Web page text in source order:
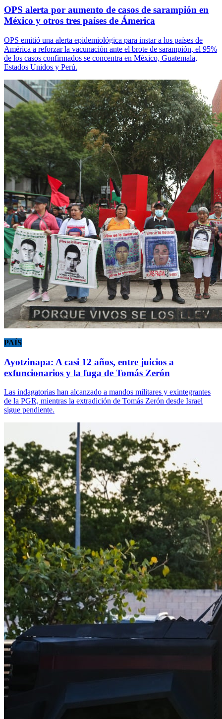
OPS alerta por aumento de casos de sarampión en
México y otros tres países de Ámerica
OPS emitió una alerta epidemiológica para instar a los países de
América a reforzar la vacunación ante el brote de sarampión, el 95%
de los casos confirmados se concentra en México, Guatemala,
Estados Unidos y Perú.
PAÍS
Ayotzinapa: A casi 12 años, entre juicios a
exfuncionarios y la fuga de Tomás Zerón
Las indagatorias han alcanzado a mandos militares y exintegrantes
de la PGR, mientras la extradición de Tomás Zerón desde Israel
sigue pendiente.